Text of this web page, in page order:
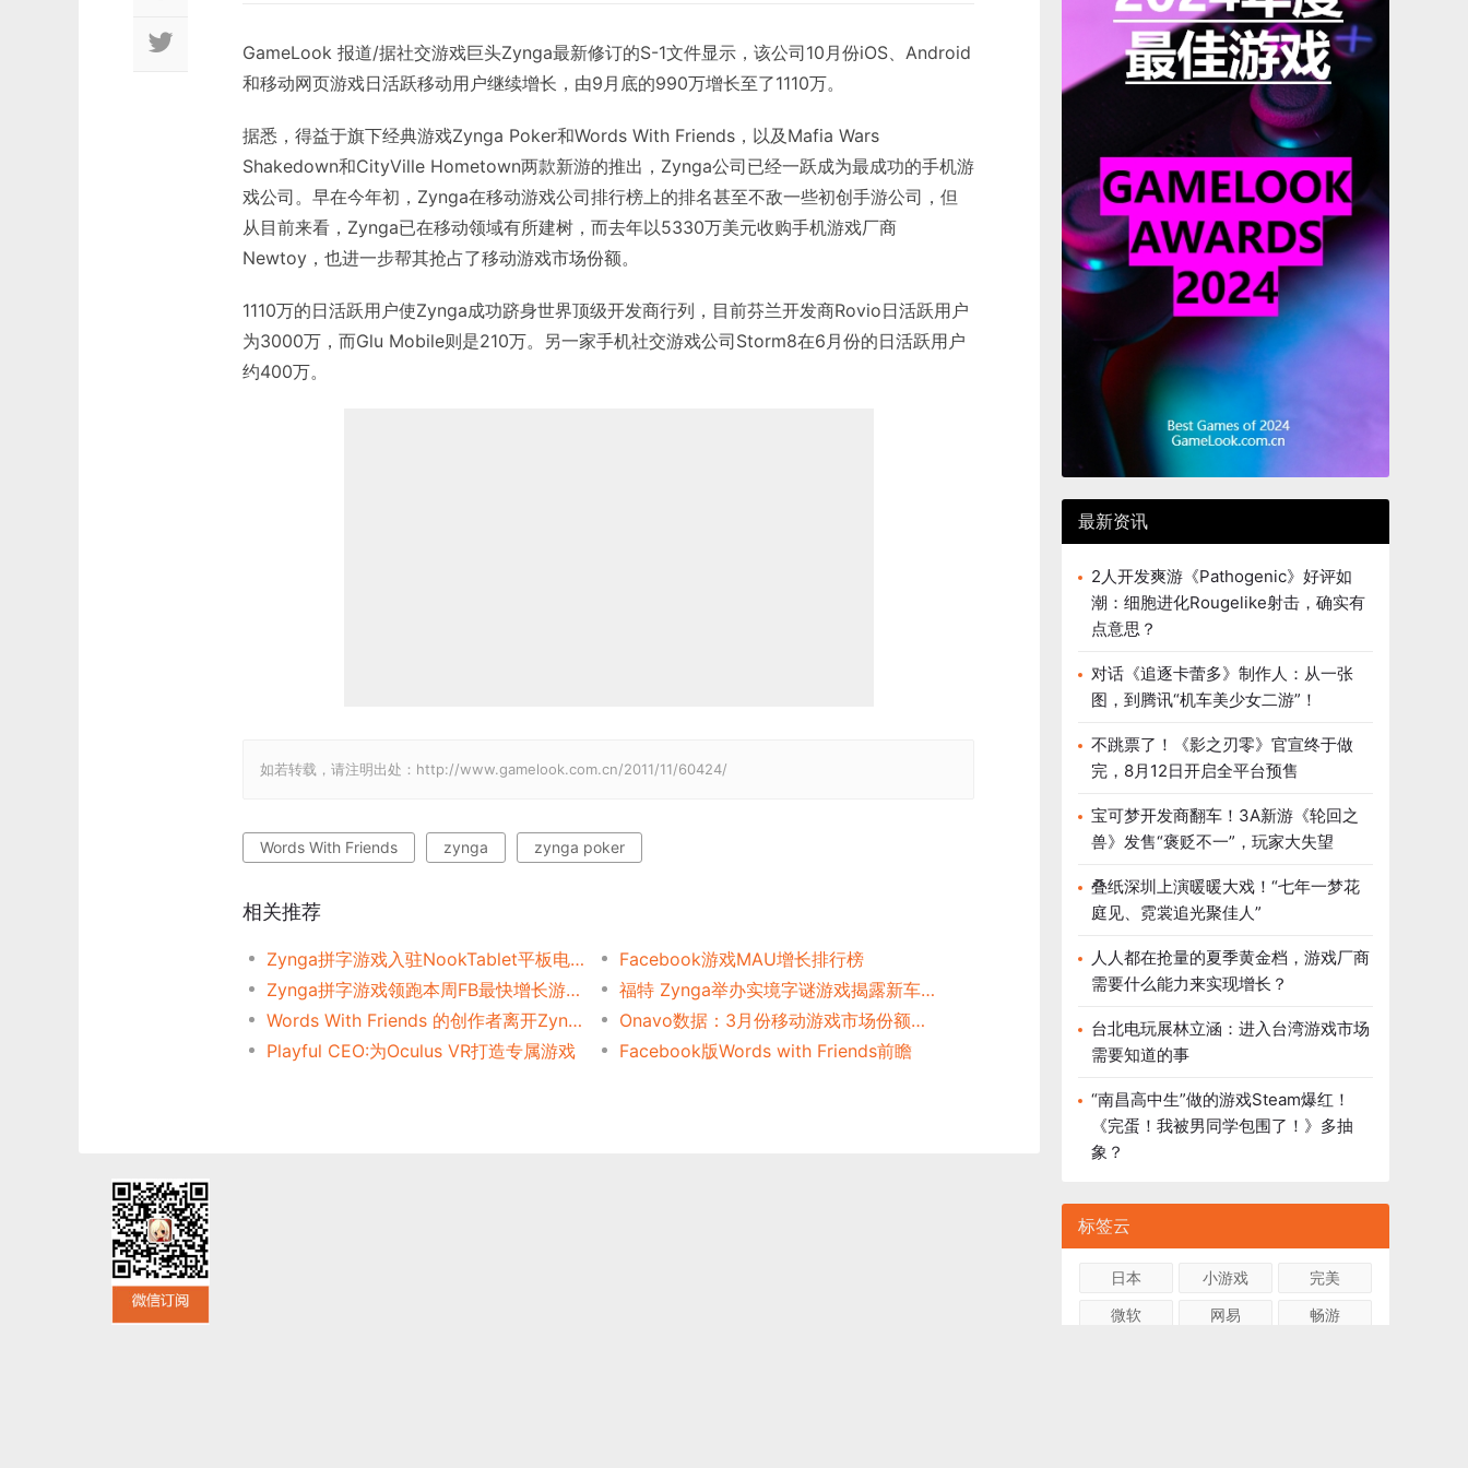
GameLook 报道/据社交游戏巨头Zynga最新修订的S-1文件显示，该公司10月份iOS、Android
和移动网页游戏日活跃移动用户继续增长，由9月底的990万增长至了1110万。
据悉，得益于旗下经典游戏Zynga Poker和Words With Friends，以及Mafia Wars
Shakedown和CityVille Hometown两款新游的推出，Zynga公司已经一跃成为最成功的手机游
戏公司。早在今年初，Zynga在移动游戏公司排行榜上的排名甚至不敌一些初创手游公司，但
从目前来看，Zynga已在移动领域有所建树，而去年以5330万美元收购手机游戏厂商
Newtoy，也进一步帮其抢占了移动游戏市场份额。
1110万的日活跃用户使Zynga成功跻身世界顶级开发商行列，目前芬兰开发商Rovio日活跃用户
为3000万，而Glu Mobile则是210万。另一家手机社交游戏公司Storm8在6月份的日活跃用户
约400万。
如若转载，请注明出处：http://www.gamelook.com.cn/2011/11/60424/
Words With Friends zynga zynga poker
相关推荐
Zynga拼字游戏入驻NookTablet平板电脑
Facebook游戏MAU增长排行榜
Zynga拼字游戏领跑本周FB最快增长游戏榜
福特 Zynga举办实境字谜游戏揭露新车型
Words With Friends 的创作者离开Zynga
Onavo数据：3月份移动游戏市场份额变化
Playful CEO:为Oculus VR打造专属游戏
Facebook版Words with Friends前瞻
最新资讯
2人开发爽游《Pathogenic》好评如
潮：细胞进化Rougelike射击，确实有
点意思？
对话《追逐卡蕾多》制作人：从一张
图，到腾讯“机车美少女二游”！
不跳票了！《影之刃零》官宣终于做
完，8月12日开启全平台预售
宝可梦开发商翻车！3A新游《轮回之
兽》发售“褒贬不一”，玩家大失望
叠纸深圳上演暖暖大戏！“七年一梦花
庭见、霓裳追光聚佳人”
人人都在抢量的夏季黄金档，游戏厂商
需要什么能力来实现增长？
台北电玩展林立涵：进入台湾游戏市场
需要知道的事
“南昌高中生”做的游戏Steam爆红！
《完蛋！我被男同学包围了！》多抽
象？
标签云
日本 小游戏
完美
微软
网易
畅游